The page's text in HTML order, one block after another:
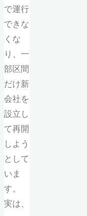
で運行
できな
くな
り、一
部区間
だけ新
会社を
設立し
て再開
しよう
として
いま
す。
実は、